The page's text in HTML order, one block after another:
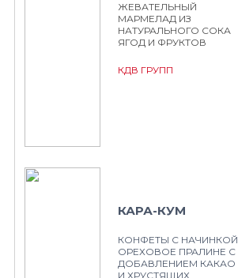
ЖЕВАТЕЛЬНЫЙ
МАРМЕЛАД ИЗ
НАТУРАЛЬНОГО СОКА
ЯГОД И ФРУКТОВ
КДВ ГРУПП
КАРА-КУМ
КОНФЕТЫ С НАЧИНКОЙ
ОРЕХОВОЕ ПРАЛИНЕ С
ДОБАВЛЕНИЕМ КАКАО
И ХРУСТЯЩИХ